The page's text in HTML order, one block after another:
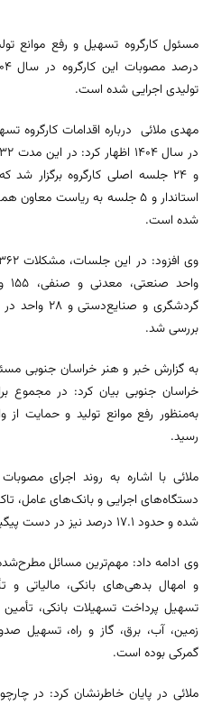
تولیدی اجرایی شده است.
مهدی ملائی درباره اقدامات کارگروه
استاندار و ۵ جلسه به ریاست
شده است.
بررسی شد.
به گزارش خبر و هنر خراسان جنوبی
به‌منظور رفع موانع تولید و حمایت
رسید.
ملائی با اشاره به روند اجرای
شده و حدود ۱۷.۱ درصد نیز در دست پیگیری و اجرا است.
وی ادامه داد: مهم‌ترین مسائل
و امهال بدهی‌های بانکی، مالیاتی
تسهیل پرداخت تسهیلات بانکی،
زمین، آب، برق، گاز و راه، تسهیل
گمرکی بوده است.
ملائی در پایان خاطرنشان کرد: در